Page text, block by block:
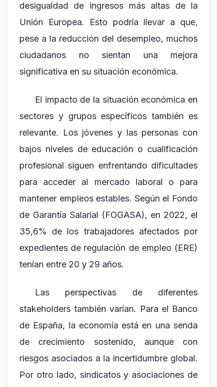
desigualdad de ingresos más altas de la
Unión Europea. Esto podría llevar a que,
pese a la reducción del desempleo, muchos
ciudadanos no sientan una mejora
significativa en su situación económica.
El impacto de la situación económica en
sectores y grupos específicos también es
relevante. Los jóvenes y las personas con
bajos niveles de educación o cualificación
profesional siguen enfrentando dificultades
para acceder al mercado laboral o para
mantener empleos estables. Según el Fondo
de Garantía Salarial (FOGASA), en 2022, el
35,6% de los trabajadores afectados por
expedientes de regulación de empleo (ERE)
tenían entre 20 y 29 años.
Las perspectivas de diferentes
stakeholders también varían. Para el Banco
de España, la economía está en una senda
de crecimiento sostenido, aunque con
riesgos asociados a la incertidumbre global.
Por otro lado, sindicatos y asociaciones de